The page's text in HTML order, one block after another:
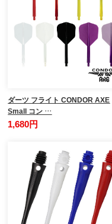
ダーツ フライト CONDOR AXE
Small コン …
1,680円